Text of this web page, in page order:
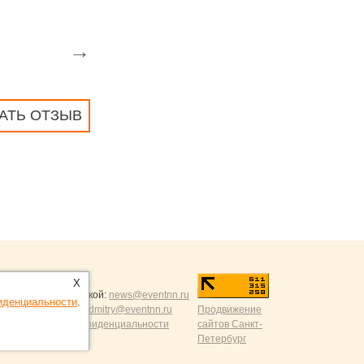
→
ОТЗЫВ
и разумной критикой: news@eventnn.ru
на сайт: dmitry@eventnn.ru
и политика конфиденциальности
Продвижение
сайтов Санкт-
Петербург
X
.